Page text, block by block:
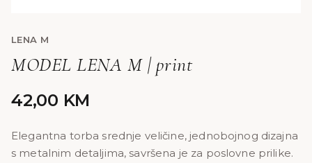
LENA M
MODEL LENA M | print
42,00 KM
Elegantna torba srednje veličine, jednobojnog dizajna
s metalnim detaljima, savršena je za poslovne prilike.